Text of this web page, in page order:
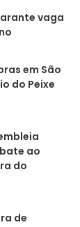
vaga
em São
do Peixe
ao
do
de